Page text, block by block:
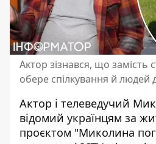
Актор зізнався, що замість
обере спілкування й людей
Актор і телеведучий
відомий українцям за
проєктом "Миколина